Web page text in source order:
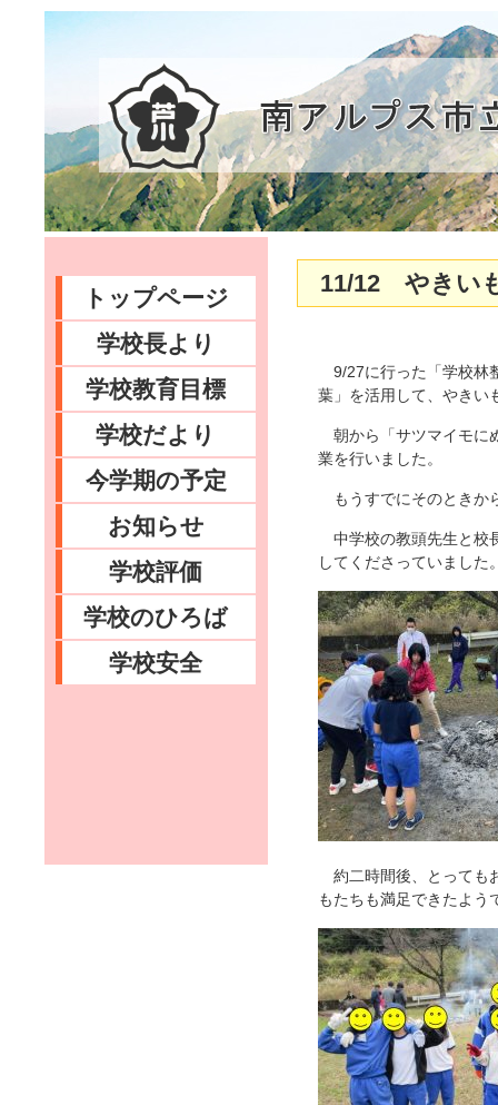
トップページ
学校長より
学校教育目標
学校だより
今学期の予定
お知らせ
学校評価
学校のひろば
学校安全
11/12 やきい
9/27に行った「学校林
葉」を活用して、やきい
朝から「サツマイモに
業を行いました。
もうすでにそのときか
中学校の教頭先生と校
してくださっていまし
約二時間後、とっても
もたちも満足できたよう